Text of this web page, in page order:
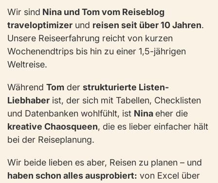
Wir sind Nina und Tom vom Reiseblog
traveloptimizer und reisen seit über 10 Jahren.
Unsere Reiseerfahrung reicht von kurzen
Wochenendtrips bis hin zu einer 1,5-jährigen
Weltreise.
Während Tom der strukturierte Listen-
Liebhaber ist, der sich mit Tabellen, Checklisten
und Datenbanken wohlfühlt, ist Nina eher die
kreative Chaosqueen, die es lieber einfacher hält
bei der Reiseplanung.
Wir beide lieben es aber, Reisen zu planen – und
haben schon alles ausprobiert: von Excel über